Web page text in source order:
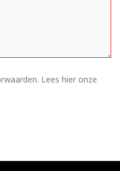
Lees hier onze